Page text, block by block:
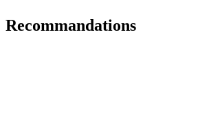
Recommandations